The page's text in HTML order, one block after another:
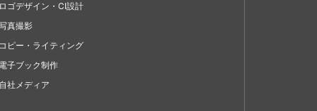
ゴデザイン・CI設計
真撮影
ピー・ライティング
子ブック制作
社メディア